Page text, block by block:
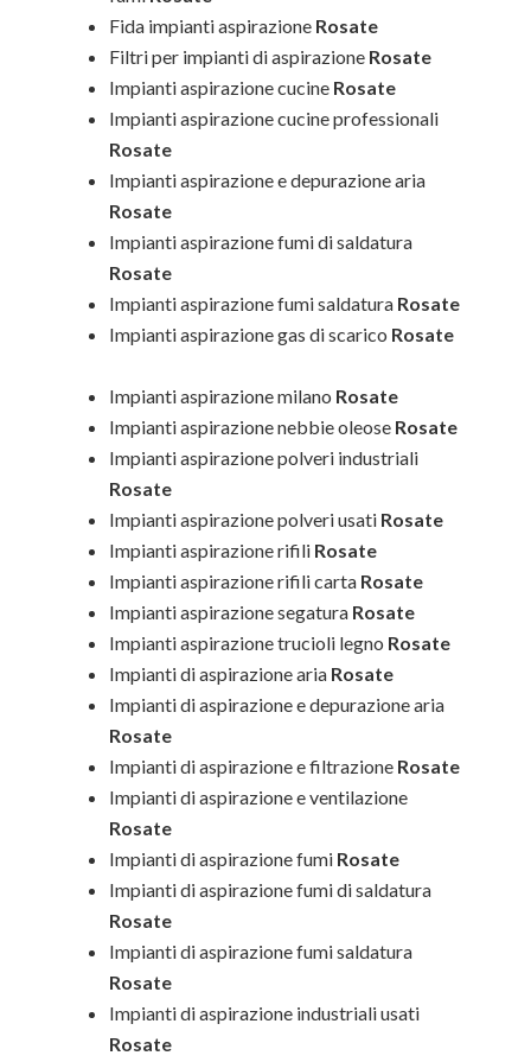
Fida impianti aspirazione Rosate
Filtri per impianti di aspirazione Rosate
Impianti aspirazione cucine Rosate
Impianti aspirazione cucine professionali
Rosate
Impianti aspirazione e depurazione aria
Rosate
Impianti aspirazione fumi di saldatura
Rosate
Impianti aspirazione fumi saldatura Rosate
Impianti aspirazione gas di scarico Rosate
Impianti aspirazione milano Rosate
Impianti aspirazione nebbie oleose Rosate
Impianti aspirazione polveri industriali
Rosate
Impianti aspirazione polveri usati Rosate
Impianti aspirazione rifili Rosate
Impianti aspirazione rifili carta Rosate
Impianti aspirazione segatura Rosate
Impianti aspirazione trucioli legno Rosate
Impianti di aspirazione aria Rosate
Impianti di aspirazione e depurazione aria
Rosate
Impianti di aspirazione e filtrazione Rosate
Impianti di aspirazione e ventilazione
Rosate
Impianti di aspirazione fumi Rosate
Impianti di aspirazione fumi di saldatura
Rosate
Impianti di aspirazione fumi saldatura
Rosate
Impianti di aspirazione industriali usati
Rosate